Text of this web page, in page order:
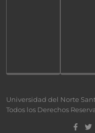
Universidad del Norte
Todos los Derechos